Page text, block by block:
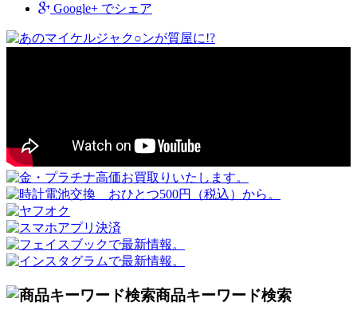
Google+ でシェア
商品キーワード検索